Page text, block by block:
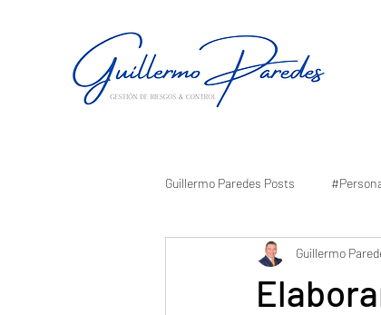
Guillermo Paredes Posts
Guillermo